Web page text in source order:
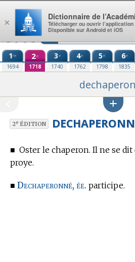
Aller au contenu
1re
1694
2e
1718
3e
1740
4e
1762
5e
1798
6e
1835
2eÉDITION
■ Oster le chaperon. Il ne se dit
proye.
■ Dechaperonné, ée. participe.
×
Dictionnaire de
Télécharger ou ouvrir l’application
Disponible sur Android et iOS